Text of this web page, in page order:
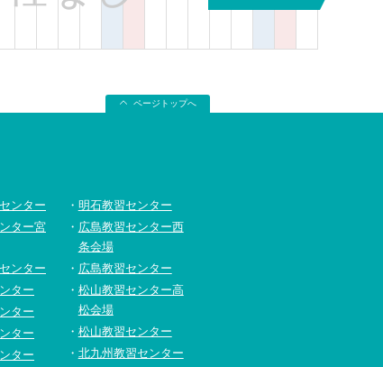
ページトップへ
ンター
ター宮
ンター
ター
ター
ター
ター
明石教習センター
広島教習センター西
条会場
広島教習センター
松山教習センター高
松会場
松山教習センター
北九州教習センター